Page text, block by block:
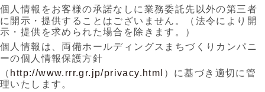
個人情報をお客様の承諾なしに業務委託先以外の第三者
に開示・提供することはございません。
（法令により開
示・提供を求められた場合を除きます。）
個人情報は、両備ホールディングスまちづくりカンパニ
ーの個人情報保護方針
（ http://www.rrr.gr.jp/privacy.html ）に基づき適切に管
理いたします。